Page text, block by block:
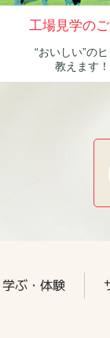
工場見学の
“おいしい”の
教えます！
学ぶ・体験